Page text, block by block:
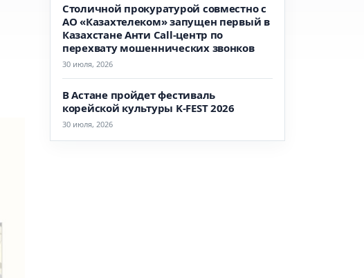
Столичной прокуратурой совместно с
АО «Казахтелеком» запущен первый в
Казахстане Анти Call-центр по
перехвату мошеннических звонков
30 июля, 2026
В Астане пройдет фестиваль
корейской культуры K-FEST 2026
30 июля, 2026